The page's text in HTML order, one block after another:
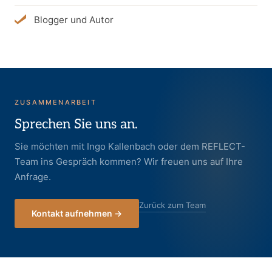
Blogger und Autor
ZUSAMMENARBEIT
Sprechen Sie uns an.
Sie möchten mit Ingo Kallenbach oder dem REFLECT-
Team ins Gespräch kommen? Wir freuen uns auf Ihre
Anfrage.
Kontakt aufnehmen →
Zurück zum Team